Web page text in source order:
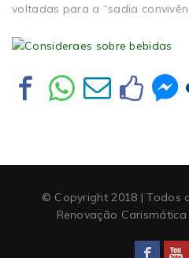
voltadas para a “sadia
© Copyright 2018 | Todos
Renovação